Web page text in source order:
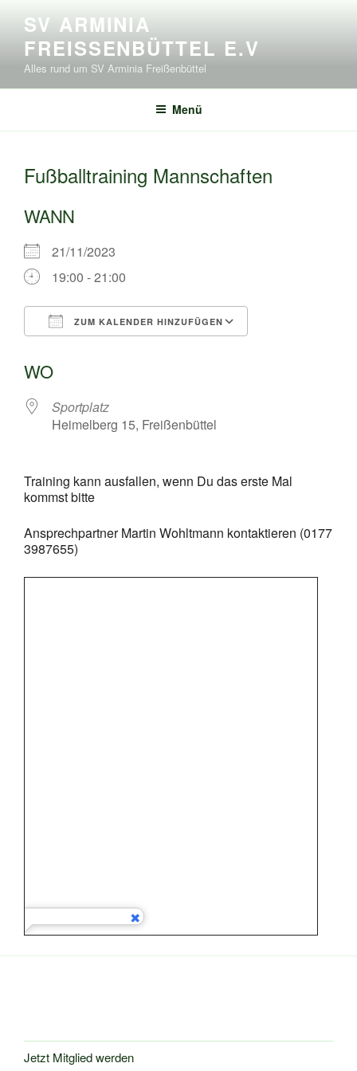
Inhalt
springen
SV ARMINIA
FREISSENBÜTTEL E.V
Alles rund um SV Arminia Freißenbüttel
Menü
Fußballtraining Mannschaften
WANN
21/11/2023
19:00 - 21:00
ZUM KALENDER HINZUFÜGEN
WO
Sportplatz
Heimelberg 15, Freißenbüttel
Training kann ausfallen, wenn Du das erste Mal
kommst bitte
Ansprechpartner Martin Wohltmann kontaktieren (0177
3987655)
Jetzt Mitglied werden